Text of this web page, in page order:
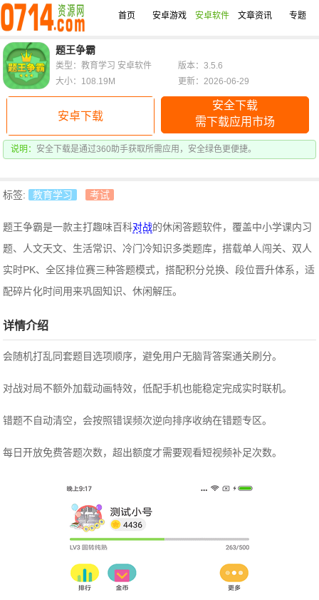
首页 安卓游戏 安卓软件 文章资讯 专题
题王争霸
安卓下载
安全下载
需下载应用市场
说明： 安全下载是通过360助手获取所需应用，安全绿色更便捷。
类型：教育学习 安卓软件
版本：3.5.6
大小：108.19M
更新：2026-06-29
标签: 教育学习 考试
题王争霸是一款主打趣味百科对战的休闲答题软件，覆盖中小学课内习
题、人文天文、生活常识、冷门冷知识多类题库，搭载单人闯关、双人
实时PK、全区排位赛三种答题模式，搭配积分兑换、段位晋升体系，适
配碎片化时间用来巩固知识、休闲解压。
详情介绍
会随机打乱同套题目选项顺序，避免用户无脑背答案通关刷分。
对战对局不额外加载动画特效，低配手机也能稳定完成实时联机。
错题不自动清空，会按照错误频次逆向排序收纳在错题专区。
每日开放免费答题次数，超出额度才需要观看短视频补足次数。